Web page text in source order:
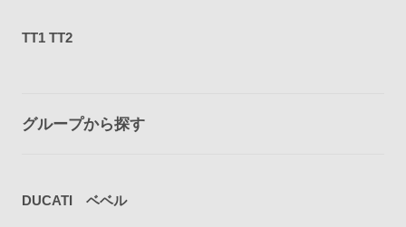
TT1 TT2
グループから探す
DUCATI ベベル